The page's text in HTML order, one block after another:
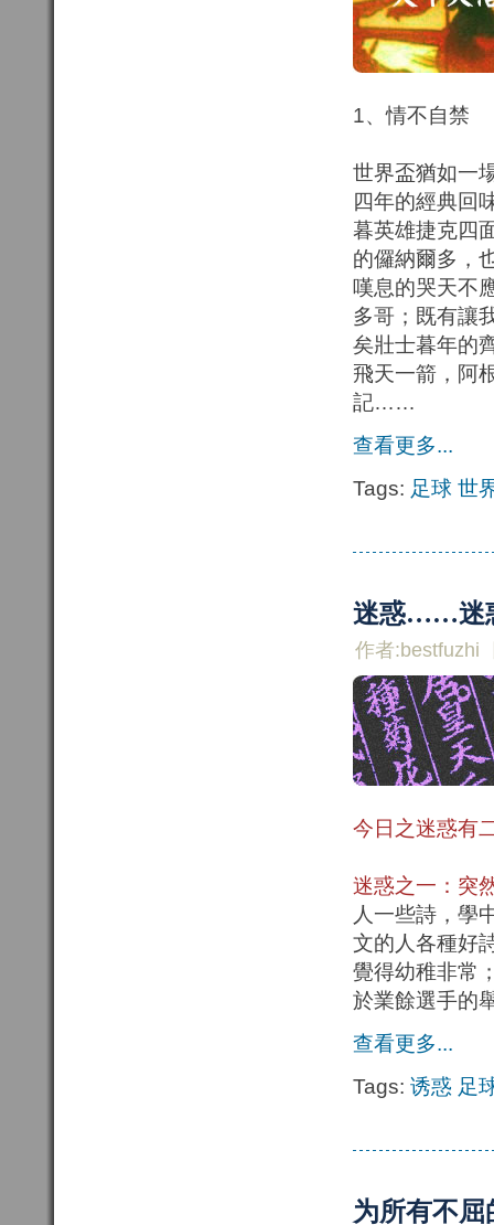
1、情不自禁
世界盃猶如一
四年的經典回
暮英雄捷克四
的儸納爾多，
嘆息的哭天不
多哥；既有讓
矣壯士暮年的
飛天一箭，阿
記……
查看更多...
Tags: 足球 世
迷惑……
作者:bestfuzhi
今日之迷惑有
迷惑之一：突
人一些詩，學
文的人各種好
覺得幼稚非常
於業餘選手的
查看更多...
Tags: 诱惑 足
为所有不